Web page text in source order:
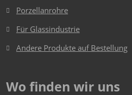
Porzellanrohre
Für Glassindustrie
Andere Produkte auf Bestellung
Wo finden wir uns